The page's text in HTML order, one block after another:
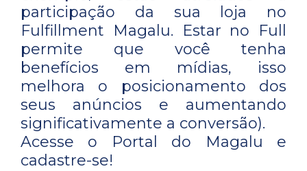
participação da sua loja no
Fulfillment Magalu. Estar no Full
permite que você tenha
benefícios em mídias, isso
melhora o posicionamento dos
seus anúncios e aumentando
significativamente a conversão).
Acesse o Portal do Magalu e
cadastre-se!